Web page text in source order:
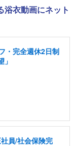
浴衣動画にネット
・完全週休2日制
員/社会保険完